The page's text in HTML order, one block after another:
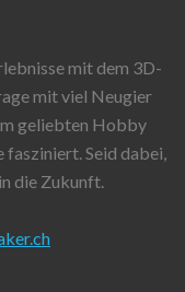
mit dem 3D-
mit viel Neugier
geliebten Hobby
fasziniert. Seid dabei,
die Zukunft.